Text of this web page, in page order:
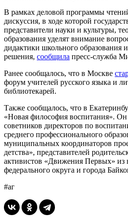
В рамках деловой программы
дискуссия, в ходе которой
представители науки и культуры,
образования уделят внимание
дидактики школьного образования
решения, сообщила пресс-служба
Ранее сообщалось, что в Москве
форум учителей русского языка и
библиотекарей.
Также сообщалось, что в
«Новая философия воспитания».
советников директоров по
среднего профессионального
муниципальных координаторов
детства», представителей
активистов «Движения Первых» из
федерального округа и города
#аг